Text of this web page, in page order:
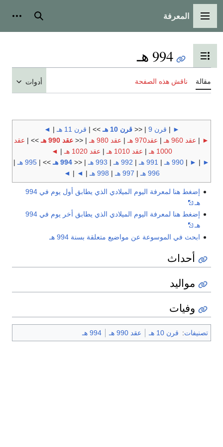
القائمة الرئيسية
المعرفة بحث
تبديل عرض جدول المحتويات
994 هـ
مقالة ناقش هذه الصفحة أدوات
►
| قرن 9 | <<قرن 10 هـ >> | قرن 11 هـ |
◄
►
| عقد 960 هـ | عقد970 هـ | عقد 980 هـ | << عقد 990 هـ >> | عقد
1000 هـ
| عقد 1010 هـ | عقد 1020 هـ |
◄
►
|
►
| 990 هـ | 991 هـ | 992 هـ | 993 هـ | << 994 هـ >> | 995 هـ
|
996 هـ
| 997 هـ | 998 هـ |
◄
|
◄
إضغط هنا لمعرفة اليوم الميلادي الذي يطابق أول يوم في 994
هـ
إضغط هنا لمعرفة اليوم الميلادي الذي يطابق أخر يوم في 994
هـ
ابحث في الموسوعة عن مواضيع متعلقة بسنة 994 هـ
أحداث
مواليد
وفيات
تصنيفات: قرن 10 هـ عقد 990 هـ 994 هـ